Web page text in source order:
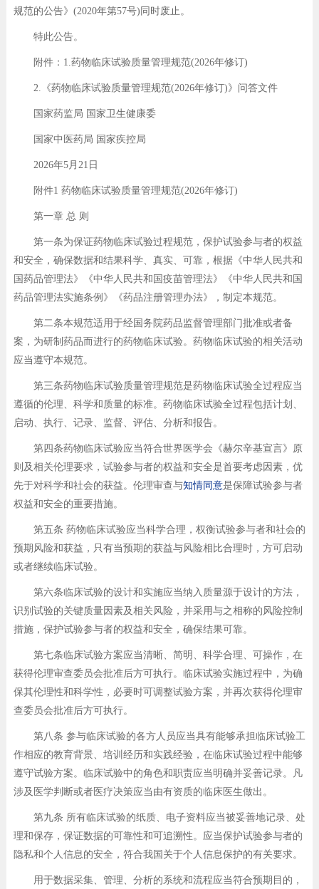
规范的公告》(2020年第57号)同时废止。
特此公告。
附件：1.药物临床试验质量管理规范(2026年修订)
2.《药物临床试验质量管理规范(2026年修订)》问答文件
国家药监局 国家卫生健康委
国家中医药局 国家疾控局
2026年5月21日
附件1 药物临床试验质量管理规范(2026年修订)
第一章 总 则
第一条为保证药物临床试验过程规范，保护试验参与者的权益
和安全，确保数据和结果科学、真实、可靠，根据《中华人民共和
国药品管理法》《中华人民共和国疫苗管理法》《中华人民共和国
药品管理法实施条例》《药品注册管理办法》，制定本规范。
第二条本规范适用于经国务院药品监督管理部门批准或者备
案，为研制药品而进行的药物临床试验。药物临床试验的相关活动
应当遵守本规范。
第三条药物临床试验质量管理规范是药物临床试验全过程应当
遵循的伦理、科学和质量的标准。药物临床试验全过程包括计划、
启动、执行、记录、监督、评估、分析和报告。
第四条药物临床试验应当符合世界医学会《赫尔辛基宣言》原
则及相关伦理要求，试验参与者的权益和安全是首要考虑因素，优
先于对科学和社会的获益。伦理审查与知情同意是保障试验参与者
权益和安全的重要措施。
第五条 药物临床试验应当科学合理，权衡试验参与者和社会的
预期风险和获益，只有当预期的获益与风险相比合理时，方可启动
或者继续临床试验。
第六条临床试验的设计和实施应当纳入质量源于设计的方法，
识别试验的关键质量因素及相关风险，并采用与之相称的风险控制
措施，保护试验参与者的权益和安全，确保结果可靠。
第七条临床试验方案应当清晰、简明、科学合理、可操作，在
获得伦理审查委员会批准后方可执行。临床试验实施过程中，为确
保其伦理性和科学性，必要时可调整试验方案，并再次获得伦理审
查委员会批准后方可执行。
第八条 参与临床试验的各方人员应当具有能够承担临床试验工
作相应的教育背景、培训经历和实践经验，在临床试验过程中能够
遵守试验方案。临床试验中的角色和职责应当明确并妥善记录。凡
涉及医学判断或者医疗决策应当由有资质的临床医生做出。
第九条 所有临床试验的纸质、电子资料应当被妥善地记录、处
理和保存，保证数据的可靠性和可追溯性。应当保护试验参与者的
隐私和个人信息的安全，符合我国关于个人信息保护的有关要求。
用于数据采集、管理、分析的系统和流程应当符合预期目的，